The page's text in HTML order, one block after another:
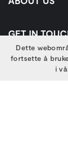
GET IN
Dette
fortsette å
i